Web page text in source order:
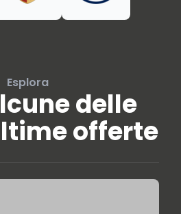
Esplora
delle
offerte